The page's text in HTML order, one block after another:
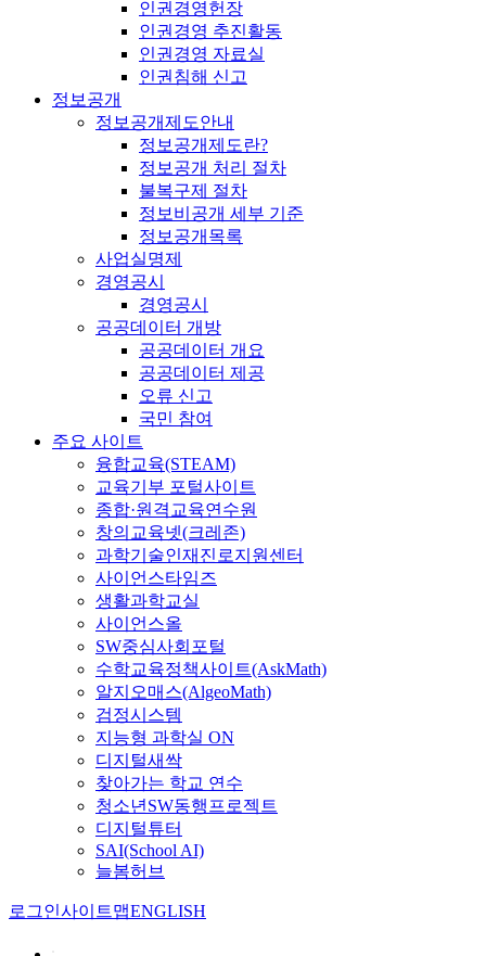
인권경영헌장
인권경영 추진활동
인권경영 자료실
인권침해 신고
정보공개
정보공개제도안내
정보공개제도란?
정보공개 처리 절차
불복구제 절차
정보비공개 세부 기준
정보공개목록
사업실명제
경영공시
경영공시
공공데이터 개방
공공데이터 개요
공공데이터 제공
오류 신고
국민 참여
주요 사이트
융합교육(STEAM)
교육기부 포털사이트
종합·원격교육연수원
창의교육넷(크레존)
과학기술인재진로지원센터
사이언스타임즈
생활과학교실
사이언스올
SW중심사회포털
수학교육정책사이트(AskMath)
알지오매스(AlgeoMath)
검정시스템
지능형 과학실 ON
디지털새싹
찾아가는 학교 연수
청소년SW동행프로젝트
디지털튜터
SAI(School AI)
늘봄허브
로그인사이트맵ENGLISH